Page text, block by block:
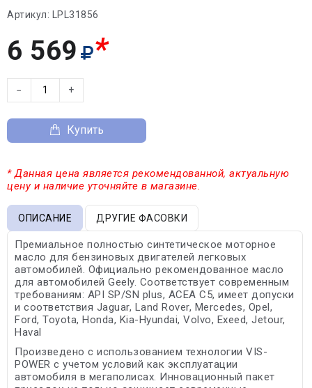
Артикул: LPL31856
6 569 *
− +
Купить
* Данная цена является рекомендованной, актуальную
цену и наличие уточняйте в магазине.
ОПИСАНИЕ ДРУГИЕ ФАСОВКИ
Премиальное полностью синтетическое моторное
масло для бензиновых двигателей легковых
автомобилей. Официально рекомендованное масло
для автомобилей Geely. Соответствует современным
требованиям: API SP/SN plus, ACEA C5, имеет допуски
и соответствия Jaguar, Land Rover, Mercedes, Opel,
Ford, Toyota, Honda, Kia-Hyundai, Volvo, Exeed, Jetour,
Haval
Произведено с использованием технологии VIS-
POWER с учетом условий как эксплуатации
автомобиля в мегаполисах. Инновационный пакет